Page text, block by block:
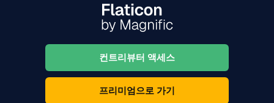
컨트리뷰터 액세스
프리미엄으로 가기